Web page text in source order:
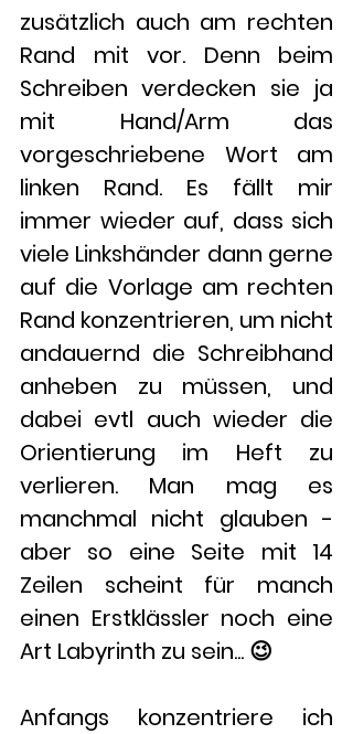
zusätzlich auch am rechten
Rand mit vor. Denn beim
Schreiben verdecken sie ja
mit Hand/Arm das
vorgeschriebene Wort am
linken Rand. Es fällt mir
immer wieder auf, dass sich
viele Linkshänder dann gerne
auf die Vorlage am rechten
Rand konzentrieren, um nicht
andauernd die Schreibhand
anheben zu müssen, und
dabei evtl auch wieder die
Orientierung im Heft zu
verlieren. Man mag es
manchmal nicht glauben -
aber so eine Seite mit 14
Zeilen scheint für manch
einen Erstklässler noch eine
Art Labyrinth zu sein... 😉
Anfangs konzentriere ich